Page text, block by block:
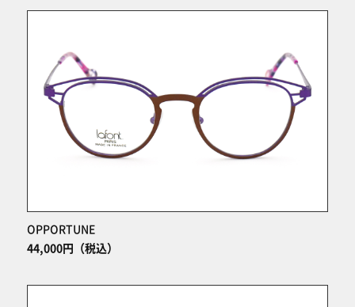
OPPORTUNE
44,000円（税込）